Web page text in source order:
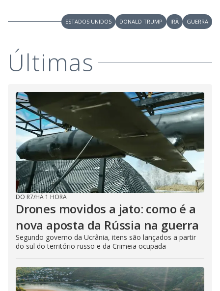
ESTADOS UNIDOS DONALD TRUMP IRÃ GUERRA
Últimas
DO R7/HÁ 1 HORA
Drones movidos a jato: como é a
nova aposta da Rússia na guerra
Segundo governo da Ucrânia, itens são lançados a partir
do sul do território russo e da Crimeia ocupada